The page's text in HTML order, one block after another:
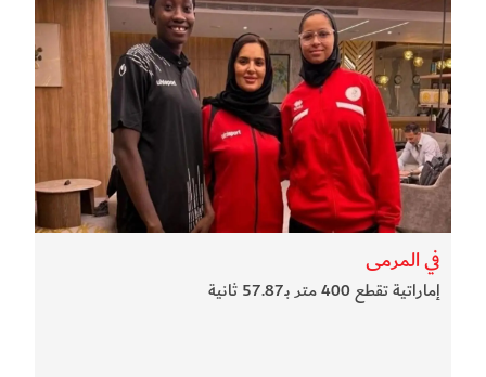
في المرمى
إماراتية تقطع 400 متر بـ57.87 ثانية